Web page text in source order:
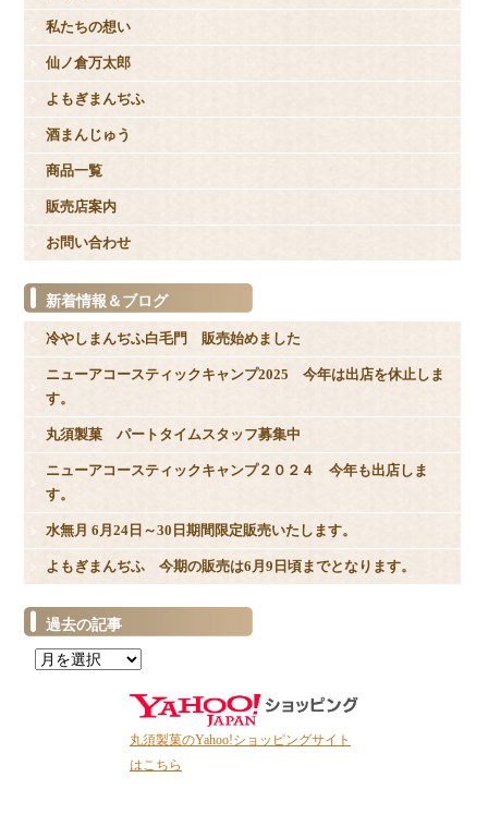
私たちの想い
仙ノ倉万太郎
よもぎまんぢふ
酒まんじゅう
商品一覧
販売店案内
お問い合わせ
新着情報＆ブログ
冷やしまんぢふ白毛門 販売始めました
ニューアコースティックキャンプ2025 今年は出店を休止しま
す。
丸須製菓 パートタイムスタッフ募集中
ニューアコースティックキャンプ２０２４ 今年も出店しま
す。
水無月 6月24日～30日期間限定販売いたします。
よもぎまんぢふ 今期の販売は6月9日頃までとなります。
過去の記事
丸須製菓のYahoo!ショッピングサイト
はこちら